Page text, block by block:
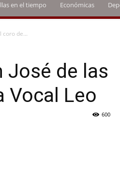
en el tiempo Económicas
coro de...
José de las
Vocal Leo
600